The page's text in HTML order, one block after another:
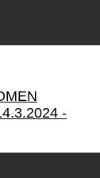
-